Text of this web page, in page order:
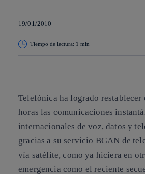
19/01/2010
Tiempo de lectura: 1 min
Telefónica ha logrado restablecer
horas las comunicaciones
internacionales de voz, datos y
gracias a su servicio BGAN de
vía satélite, como ya hiciera en
emergencia como el reciente